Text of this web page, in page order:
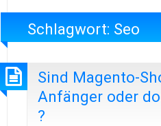
Schlagwort: Seo
Sind Magento-
Anfänger oder
?